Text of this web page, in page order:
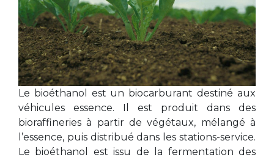
Le bioéthanol est un biocarburant destiné aux
véhicules essence. Il est produit dans des
bioraffineries à partir de végétaux, mélangé à
l’essence, puis distribué dans les stations-service.
Le bioéthanol est issu de la fermentation des